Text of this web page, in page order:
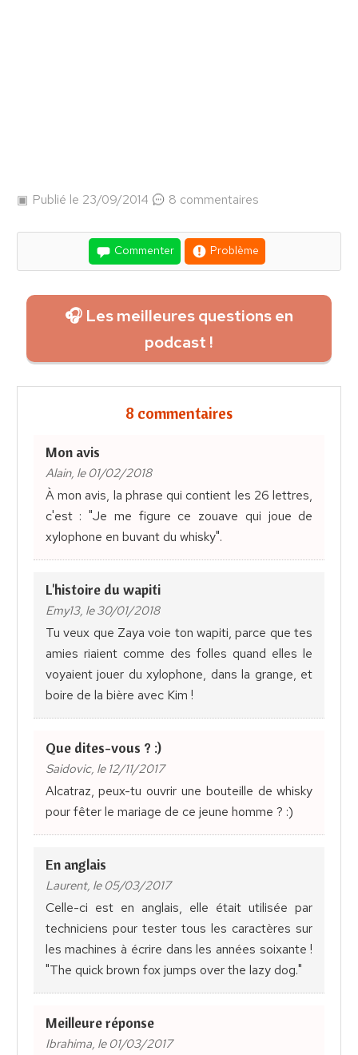
Publié le 23/09/2014 8 commentaires
Commenter Problème
🎧 Les meilleures questions en
podcast !
8 commentaires
Mon avis
Alain, le 01/02/2018
À mon avis, la phrase qui contient les 26 lettres,
c'est : "Je me figure ce zouave qui joue de
xylophone en buvant du whisky".
L'histoire du wapiti
Emy13, le 30/01/2018
Tu veux que Zaya voie ton wapiti, parce que tes
amies riaient comme des folles quand elles le
voyaient jouer du xylophone, dans la grange, et
boire de la bière avec Kim !
Que dites-vous ? :)
Saidovic, le 12/11/2017
Alcatraz, peux-tu ouvrir une bouteille de whisky
pour fêter le mariage de ce jeune homme ? :)
En anglais
Laurent, le 05/03/2017
Celle-ci est en anglais, elle était utilisée par
techniciens pour tester tous les caractères sur
les machines à écrire dans les années soixante !
"The quick brown fox jumps over the lazy dog."
Meilleure réponse
Ibrahima, le 01/03/2017